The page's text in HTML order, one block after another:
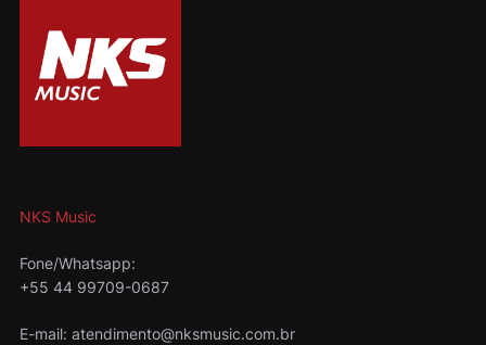
NKS Music
Fone/Whatsapp:
+55 44 99709-0687
E-mail: atendimento@nksmusic.com.br